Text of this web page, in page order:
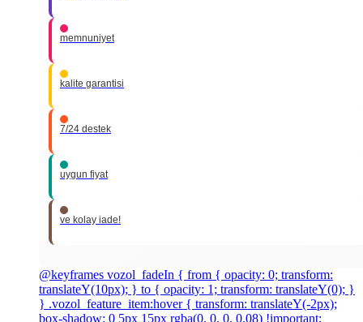
memnuniyet
kalite garantisi
7/24 destek
uygun fiyat
ve kolay iade!
@keyframes vozol_fadeIn { from { opacity: 0; transform:
translateY(10px); } to { opacity: 1; transform: translateY(0); }
} .vozol_feature_item:hover { transform: translateY(-2px);
box-shadow: 0 5px 15px rgba(0, 0, 0, 0.08) !important;